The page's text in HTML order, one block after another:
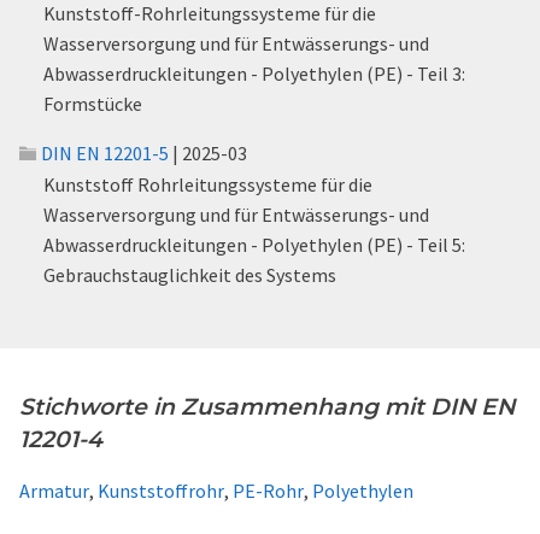
Kunststoff-Rohrleitungssysteme für die
Wasserversorgung und für Entwässerungs- und
Abwasserdruckleitungen - Polyethylen (PE) - Teil 3:
Formstücke
DIN EN 12201-5 | 2025-03
Kunststoff Rohrleitungssysteme für die
Wasserversorgung und für Entwässerungs- und
Abwasserdruckleitungen - Polyethylen (PE) - Teil 5:
Gebrauchstauglichkeit des Systems
Stichworte in Zusammenhang mit DIN EN
12201-4
Armatur, Kunststoffrohr, PE-Rohr, Polyethylen